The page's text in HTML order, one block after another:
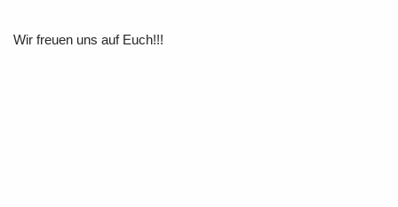
Wir freuen uns auf Euch!!!